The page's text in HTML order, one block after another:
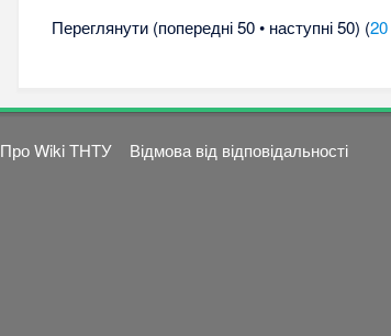
Переглянути (попередні 50 • наступні 50) (20
Про Wiki ТНТУ Відмова від відповідальності